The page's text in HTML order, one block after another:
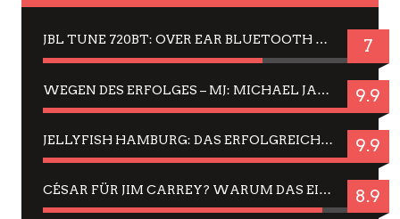
JBL TUNE 720BT: OVER EAR BLUETOOTH KOPFHÖRER UM DIE 50,-€ IM DAUER-TEST 7
WEGEN DES ERFOLGES – MJ: MICHAEL JACKSON MUSICAL IN EINER MATINEE SEHEN 9.9
JELLYFISH HAMBURG: DAS ERFOLGREICHE SOMMER-MENÜ 2025 IN GEFÜHLEN UND BILDERN 9.9
CÉSAR FÜR JIM CARREY? WARUM DAS EINER DER NERVIGSTEN ACTORS IST UND BLEIBT 8.9